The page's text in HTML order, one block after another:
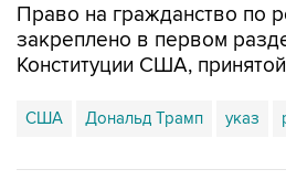
Право на гражданство по
закреплено в первом
Конституции США,
США Дональд Трамп указ